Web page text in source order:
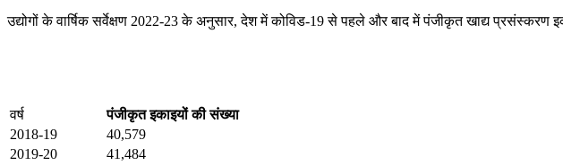
उद्योगों के वार्षिक सर्वेक्षण 2022-23 के अनुसार, देश में कोविड-19 से पहले और बाद में पंजीकृत खाद्य प्रसंस्करण
वर्ष
पंजीकृत इकाइयों की संख्या
2018-19
40,579
2019-20
41,484